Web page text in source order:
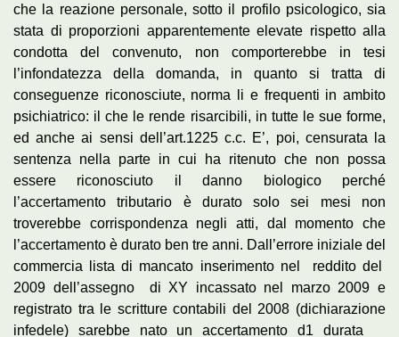
che la reazione personale, sotto il profilo psicologico, sia
stata di proporzioni apparentemente elevate rispetto alla
condotta del convenuto, non comporterebbe in tesi
l’infondatezza della domanda, in quanto si tratta di
conseguenze riconosciute, norma li e frequenti in ambito
psichiatrico: il che le rende risarcibili, in tutte le sue forme,
ed anche ai sensi dell’art.1225 c.c. E’, poi, censurata la
sentenza nella parte in cui ha ritenuto che non possa
essere riconosciuto il danno biologico perché
l’accertamento tributario è durato solo sei mesi non
troverebbe corrispondenza negli atti, dal momento che
l’accertamento è durato ben tre anni. Dall’errore iniziale del
commercia lista di mancato inserimento nel reddito del
2009 dell’assegno di XY incassato nel marzo 2009 e
registrato tra le scritture contabili del 2008 (dichiarazione
infedele) sarebbe nato un accertamento d1 durata